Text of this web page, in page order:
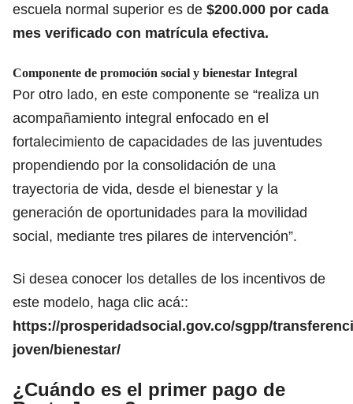
escuela normal superior es de $200.000 por cada
mes verificado con matrícula efectiva.
Componente de promoción social y bienestar Integral
Por otro lado, en este componente se “realiza un
acompañamiento integral enfocado en el
fortalecimiento de capacidades de las juventudes
propendiendo por la consolidación de una
trayectoria de vida, desde el bienestar y la
generación de oportunidades para la movilidad
social, mediante tres pilares de intervención”.
Si desea conocer los detalles de los incentivos de
este modelo, haga clic acá::
https://prosperidadsocial.gov.co/sgpp/
joven/bienestar/
¿Cuándo es el primer pago de